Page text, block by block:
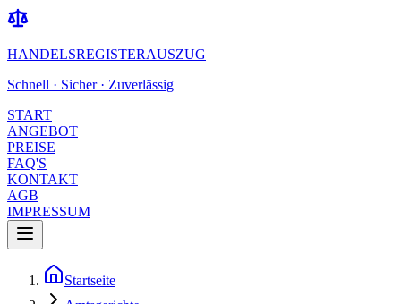
HANDELSREGISTERAUSZUG
Schnell · Sicher · Zuverlässig
START
ANGEBOT
PREISE
FAQ'S
KONTAKT
AGB
IMPRESSUM
Startseite